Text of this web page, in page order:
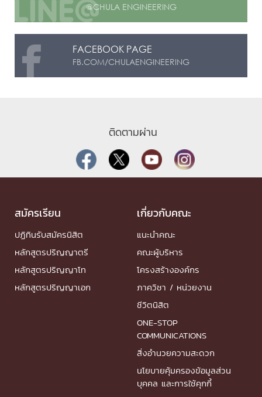
@CHULA ENGINEERING
FACEBOOK PAGE
FB.COM/CHULAENGINEERING
ติดตามผ่าน
สมัครเรียน
ปฏิทินรับสมัครนิสิต
หลักสูตรปริญญาตรี
หลักสูตรปริญญาโท
หลักสูตรปริญญาเอก
เกี่ยวกับคณะ
แนะนำคณะ
คณะผู้บริหาร
โครงสร้างองค์กร
ภาควิชา / หน่วยงาน
ชีวิตนิสิต
ONE-STOP
COMMUNICATIONS
สิ่งอำนวยความสะดวก
นโยบายคุ้มครองข้อมูลส่วน
บุคคล และการใช้คุกกี้